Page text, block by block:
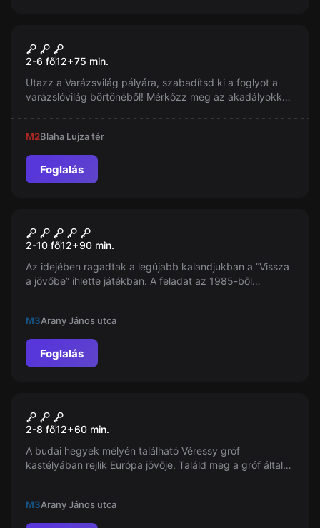
Varázsvilág – A
Varázslóbörtön Foglya
2-6 fő12+75 min.
Utazz a Varázsvilág pályára, szabadítsd ki a foglyot a
varázslóvilág börtönéből! Mérkőzz meg az akadályokkal
M2Blaha Lujza tér
Foglalás
Vissza a Jelenbe
2-10 fő12+90 min.
Az idejében ragadtak a legújabb kalandjukban a “Vissza
a jövőbe” ihlette játékban. A feladat az 1985-ből
M3Arany János utca
Foglalás
Labirintus kastély
2-8 fő12+60 min.
A budai hegyek mélyén található Véressy gróf
kastélyában rejlik Európa jövője. Találd meg a gróf által
M3Arany János utca